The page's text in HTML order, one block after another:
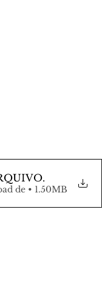
.
Fazer download de • 1.50MB